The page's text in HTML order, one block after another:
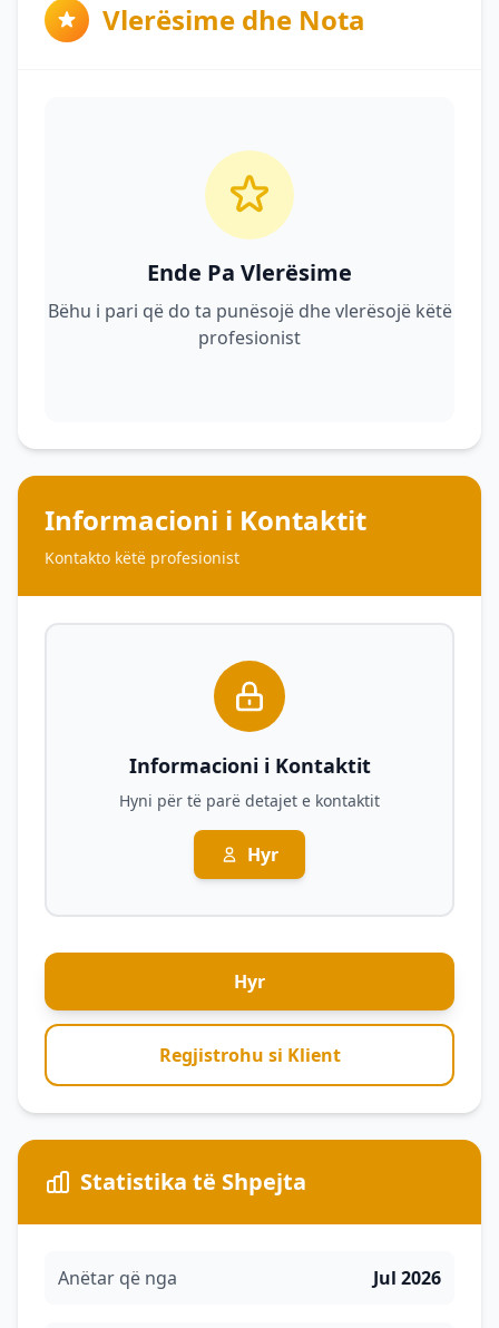
Vlerësime dhe Nota
Ende Pa Vlerësime
Bëhu i pari që do ta punësojë dhe vlerësojë këtë
profesionist
Informacioni i Kontaktit
Kontakto këtë profesionist
Informacioni i Kontaktit
Hyni për të parë detajet e kontaktit
Hyr
Hyr
Regjistrohu si Klient
Statistika të Shpejta
Anëtar që nga Jul 2026